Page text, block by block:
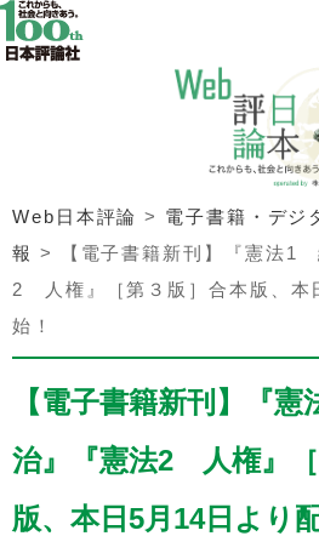
Web日本評論 > 電子書籍・デジ
報 >
【電子書籍新刊】『憲法1
2 人権』［第３版］合本版、本
始！
【電子書籍新刊】『
治』『憲法2 人権』
版、本日5月14日より